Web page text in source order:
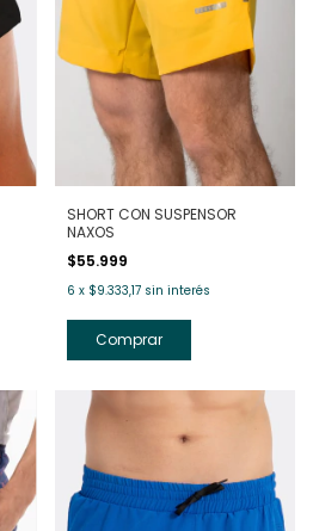
SHORT CON SUSPENSOR
NAXOS
$55.999
6 x $9.333,17 sin interés
Comprar